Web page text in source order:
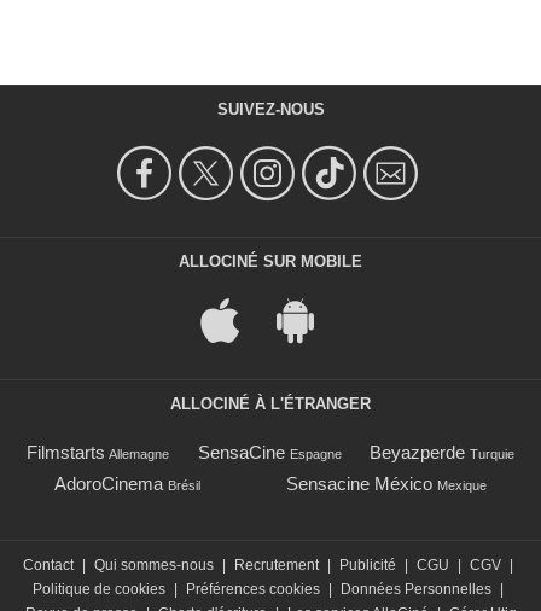
SUIVEZ-NOUS
ALLOCINÉ SUR MOBILE
ALLOCINÉ À L'ÉTRANGER
Filmstarts Allemagne SensaCine Espagne Beyazperde Turquie
AdoroCinema Brésil Sensacine México Mexique
Contact Qui sommes-nous Recrutement Publicité CGU CGV
Politique de cookies
Préférences cookies Données Personnelles